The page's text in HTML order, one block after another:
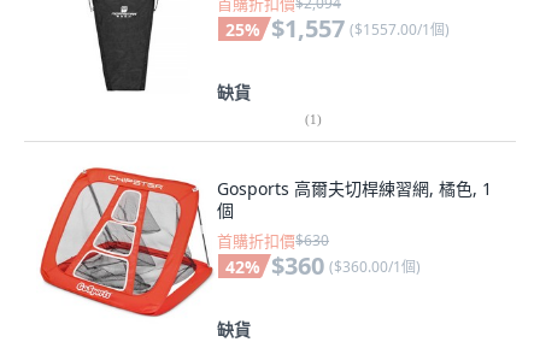
25% $1,557 ($1557.00/1個)
缺貨
(1)
Gosports 高爾夫切桿練習網, 橘色, 1
個
首購折扣價$630
42% $360 ($360.00/1個)
缺貨